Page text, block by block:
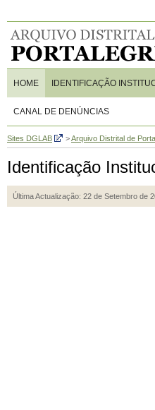
HOME IDENTIFICAÇÃO
CANAL DE DENÚNCIAS
Sites DGLAB >Arquivo Distrital de
Identificação
Última Actualização: 22 de Setembro de